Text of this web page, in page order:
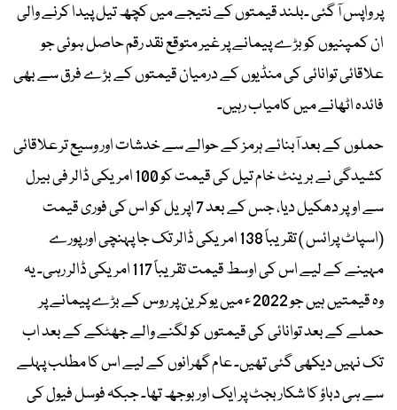
پر واپس آ گئی ۔بلند قیمتوں کے نتیجے میں کچھ تیل پیدا کرنے والی
ان کمپنیوں کو بڑے پیمانے پر غیر متوقع نقد رقم حاصل ہوئی جو
علاقائی توانائی کی منڈیوں کے درمیان قیمتوں کے بڑے فرق سے بھی
فائدہ اٹھانے میں کامیاب رہیں۔
حملوں کے بعد آبنائے ہرمز کے حوالے سے خدشات اور وسیع تر علاقائی
کشیدگی نے برینٹ خام تیل کی قیمت کو 100 امریکی ڈالر فی بیرل
سے اوپر دھکیل دیا، جس کے بعد 7 اپریل کو اس کی فوری قیمت
(اسپاٹ پرائس ) تقریباً 138 امریکی ڈالر تک جا پہنچی اور پورے
مہینے کے لیے اس کی اوسط قیمت تقریباً 117 امریکی ڈالر رہی۔ یہ
وہ قیمتیں ہیں جو 2022 ء میں یوکرین پر روس کے بڑے پیمانے پر
حملے کے بعد توانائی کی قیمتوں کو لگنے والے جھٹکے کے بعد اب
تک نہیں دیکھی گئی تھیں۔ عام گھرانوں کے لیے اس کا مطلب پہلے
سے ہی دباؤ کا شکار بجٹ پر ایک اور بوجھ تھا۔ جبکہ فوسل فیول کی